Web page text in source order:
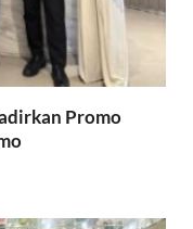
Promo